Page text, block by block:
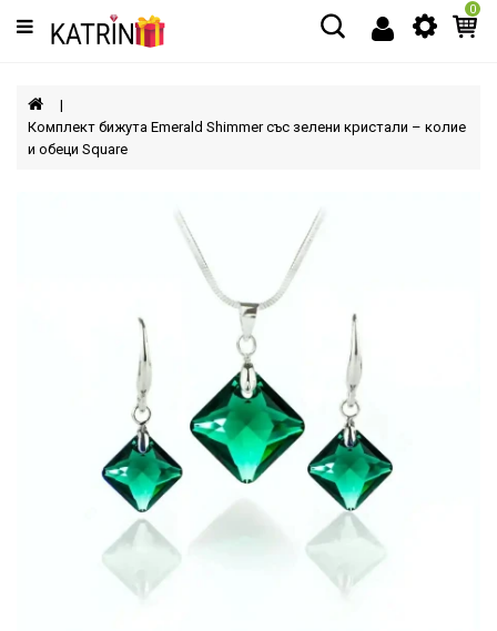
Категории
МЪЖЕ
ЖЕНИ
0
Комплект бижута Emerald Shimmer със зелени кристали – колие
и обеци Square